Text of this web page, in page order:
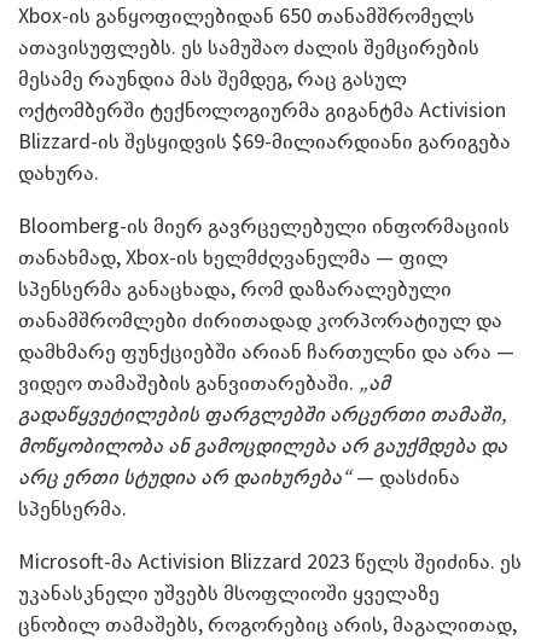
Xbox-ის განყოფილებიდან 650 თანამშრომელს
ათავისუფლებს. ეს სამუშაო ძალის შემცირების
მესამე რაუნდია მას შემდეგ, რაც გასულ
ოქტომბერში ტექნოლოგიურმა გიგანტმა Activision
Blizzard-ის შესყიდვის $69-მილიარდიანი გარიგება
დახურა.
Bloomberg-ის მიერ გავრცელებული ინფორმაციის
თანახმად, Xbox-ის ხელმძღვანელმა — ფილ
სპენსერმა განაცხადა, რომ დაზარალებული
თანამშრომლები ძირითადად კორპორატიულ და
დამხმარე ფუნქციებში არიან ჩართულნი და არა —
ვიდეო თამაშების განვითარებაში. „ამ
გადაწყვეტილების ფარგლებში არცერთი თამაში,
მოწყობილობა ან გამოცდილება არ გაუქმდება და
არც ერთი სტუდია არ დაიხურება“— დასძინა
სპენსერმა.
Microsoft-მა Activision Blizzard 2023 წელს შეიძინა. ეს
უკანასკნელი უშვებს მსოფლიოში ყველაზე
ცნობილ თამაშებს, როგორებიც არის, მაგალითად,